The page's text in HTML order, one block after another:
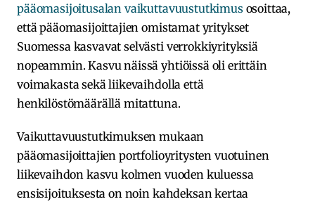
pääomasijoitusalan vaikuttavuustutkimusosoittaa,
että pääomasijoittajien omistamat yritykset
Suomessa kasvavat selvästi verrokkiyrityksiä
nopeammin. Kasvu näissä yhtiöissä oli erittäin
voimakasta sekä liikevaihdolla että
henkilöstömäärällä mitattuna.
Vaikuttavuustutkimuksen mukaan
pääomasijoittajien portfolioyritysten vuotuinen
liikevaihdon kasvu kolmen vuoden kuluessa
ensisijoituksesta on noin kahdeksan kertaa